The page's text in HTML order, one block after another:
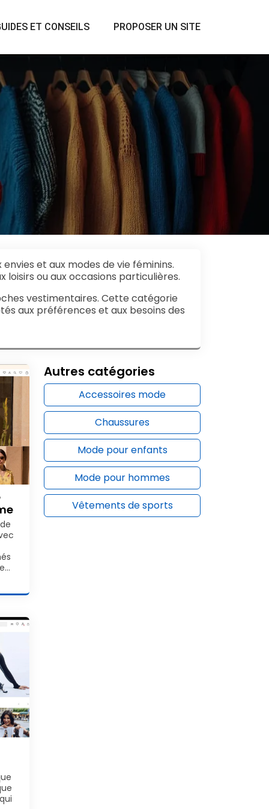
ET CONSEILS PROPOSER UN SITE
et aux modes de vie féminins.
loisirs ou aux occasions particulières.
vestimentaires. Cette catégorie
aux préférences et aux besoins des
Autres catégories
Accessoires mode
Chaussures
Mode pour enfants
Mode pour hommes
Vêtements de sports